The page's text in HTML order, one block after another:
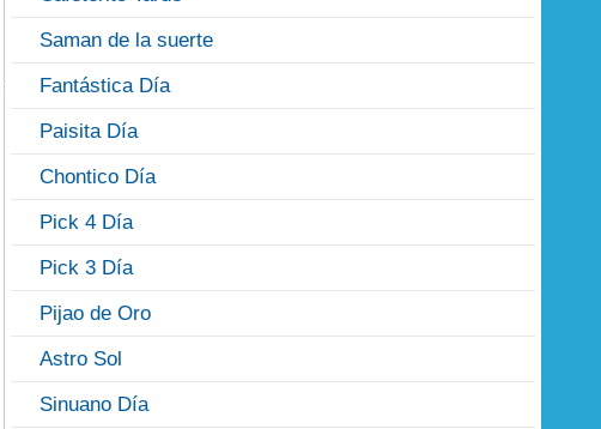
Saman de la suerte
Fantástica Día
Paisita Día
Chontico Día
Pick 4 Día
Pick 3 Día
Pijao de Oro
Astro Sol
Sinuano Día